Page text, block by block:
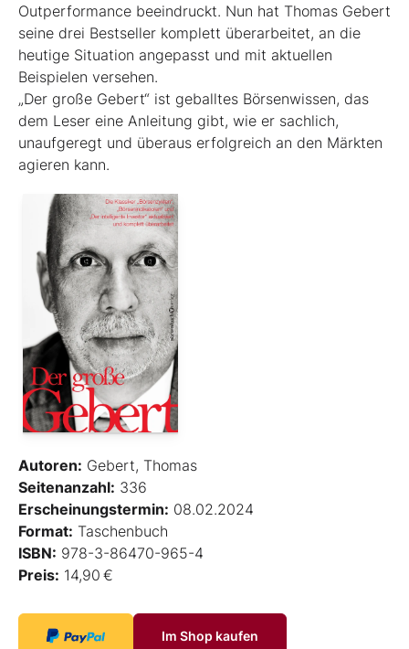
Outperformance beeindruckt. Nun hat Thomas Gebert
seine drei Best­seller komplett überarbeitet, an die
heutige ­Situation angepasst und mit aktuellen
Beispielen ver­sehen.
„Der große Gebert“ ist geballtes Börsenwissen, das
dem Leser eine Anleitung gibt, wie er sachlich,
unaufgeregt und überaus erfolgreich an den Märkten
agieren kann.
Autoren: Gebert, Thomas
Seitenanzahl: 336
Erscheinungstermin: 08.02.2024
Format: Taschenbuch
ISBN: 978-3-86470-965-4
Preis: 14,90 €
Im Shop kaufen